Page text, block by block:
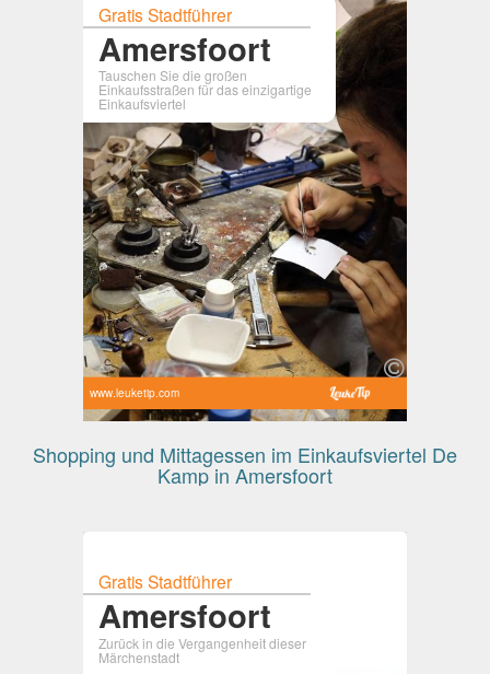
Gratis Stadtführer
Amersfoort
Tauschen Sie die großen
Einkaufsstraßen für das einzigartige
Einkaufsviertel
www.leuketip.com
Shopping und Mittagessen im Einkaufsviertel De
Kamp in Amersfoort
Gratis Stadtführer
Amersfoort
Zurück in die Vergangenheit dieser
Märchenstadt